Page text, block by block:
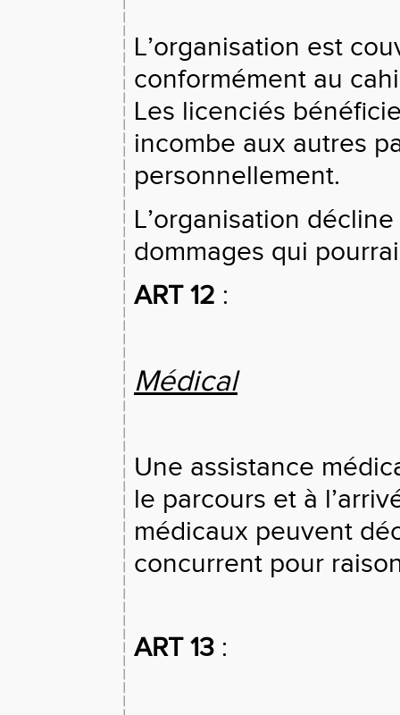
L’organisation est
conformément au
Les licenciés
incombe aux autres
personnellement.
L’organisation
dommages qui
ART 12 :
Médical
Une assistance
le parcours et à
médicaux peuvent
concurrent pour
ART 13 :